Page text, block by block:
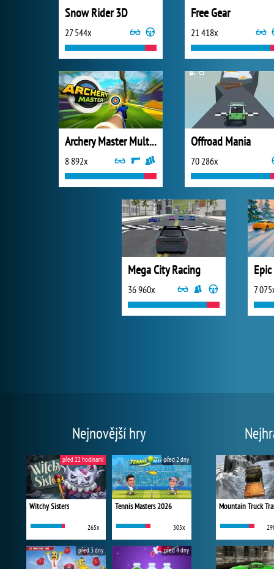
Snow Rider 3D
27 544x
Free Gear
21 418x
Archery Master Multiplayer
8 892x
Offroad Mania
70 286x
Mega City Racing
36 960x 7
Nejnovější hry
Witchy Sisters
265x
před 22 hodinami
Tennis Masters 2026
305x
před 2 dny
před 3 dny před 4 dny
Mountain Truck